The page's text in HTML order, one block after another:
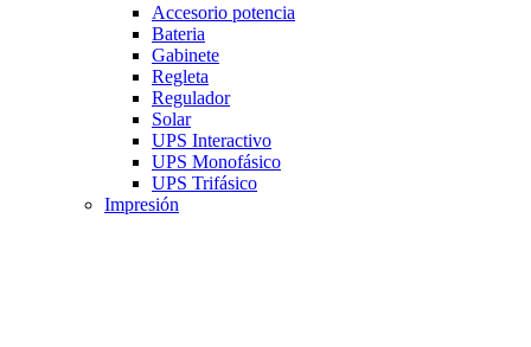
Accesorio potencia
Bateria
Gabinete
Regleta
Regulador
Solar
UPS Interactivo
UPS Monofásico
UPS Trifásico
Impresión